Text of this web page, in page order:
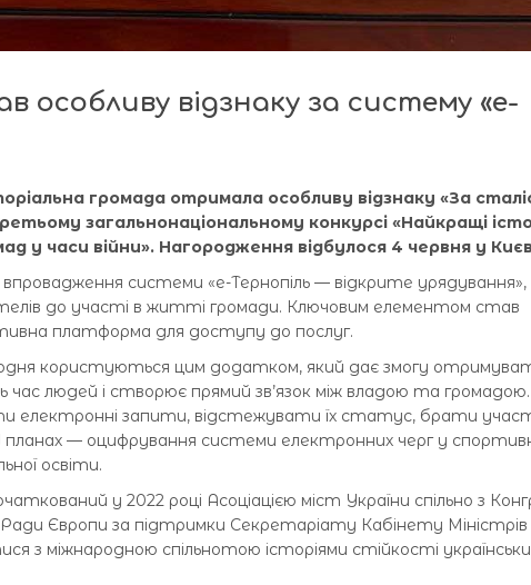
особливу відзнаку за систему «е-
громада отримала особливу відзнаку «За
загальнонаціональному конкурсі «Найкращі
у часи війни». Нагородження відбулося 4 червня у
системи «е-Тернопіль — відкрите урядування»,
до участі в житті громади. Ключовим елементом став
платформа для доступу до послуг.
користуються цим додатком, який дає змогу
час людей і створює прямий зв’язок між владою та громадою.
електронні запити, відстежувати їх статус, брати
планах — оцифрування системи електронних черг у
освіти.
у 2022 році Асоціацією міст України спільно з
Ради Європи за підтримки Секретаріату Кабінету Міністрів
з міжнародною спільнотою історіями стійкості